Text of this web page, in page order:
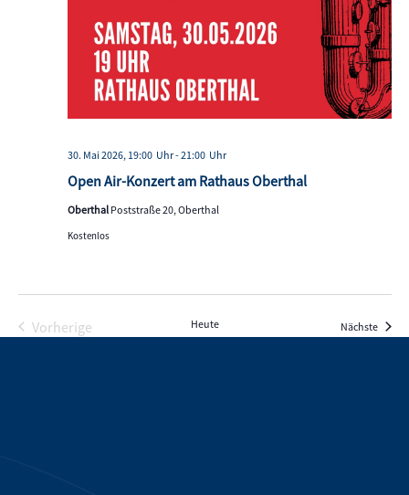
Open Air-Konzert am Rathaus Oberthal
30. Mai 2026, 19:00 -21:00
Oberthal Poststraße 20, Oberthal
Kostenlos
Vorherige
Heute Nächste